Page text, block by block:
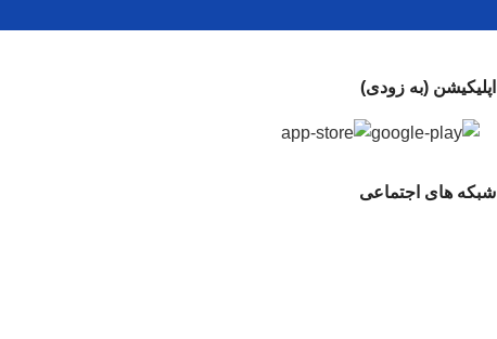
اپلیکیشن (به زودی)
شبکه های اجتماعی